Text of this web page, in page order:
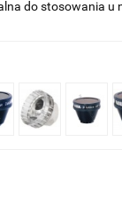
do stosowania u